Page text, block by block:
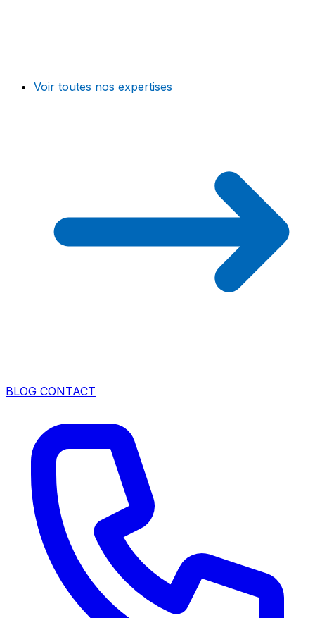
Voir toutes nos expertises
BLOG CONTACT